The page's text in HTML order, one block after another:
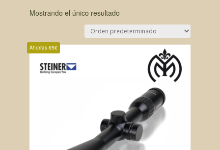
Mostrando el único resultado
Ahorras 65€